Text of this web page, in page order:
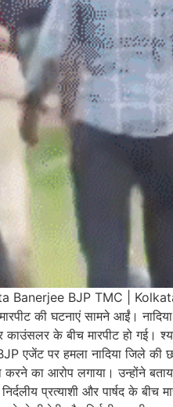
BJP TMC |
की घटनाएं सामने आईं।
के बीच मारपीट हो गई।
एजेंट पर हमला नादिया जिले की
का आरोप लगाया। उन्होंने
प्रत्याशी और पार्षद के बीच